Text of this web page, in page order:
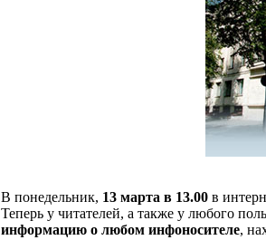
В понедельник, 13 марта в 13.00 в
Теперь у читателей, а также у любого
информацию о любом инфоносителе,